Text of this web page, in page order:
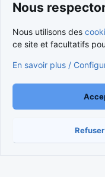
Nous contacter
Community platform by
Nous
Nous utilisons des
ce site et facultatifs
En savoir plus /